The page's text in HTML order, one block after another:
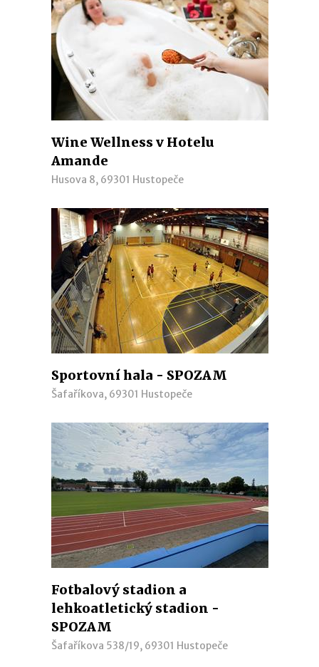
Wine Wellness v Hotelu
Amande
Husova 8, 69301 Hustopeče
Sportovní hala - SPOZAM
Šafaříkova, 69301 Hustopeče
Fotbalový stadion a
lehkoatletický stadion -
SPOZAM
Šafaříkova 538/19, 69301 Hustopeče